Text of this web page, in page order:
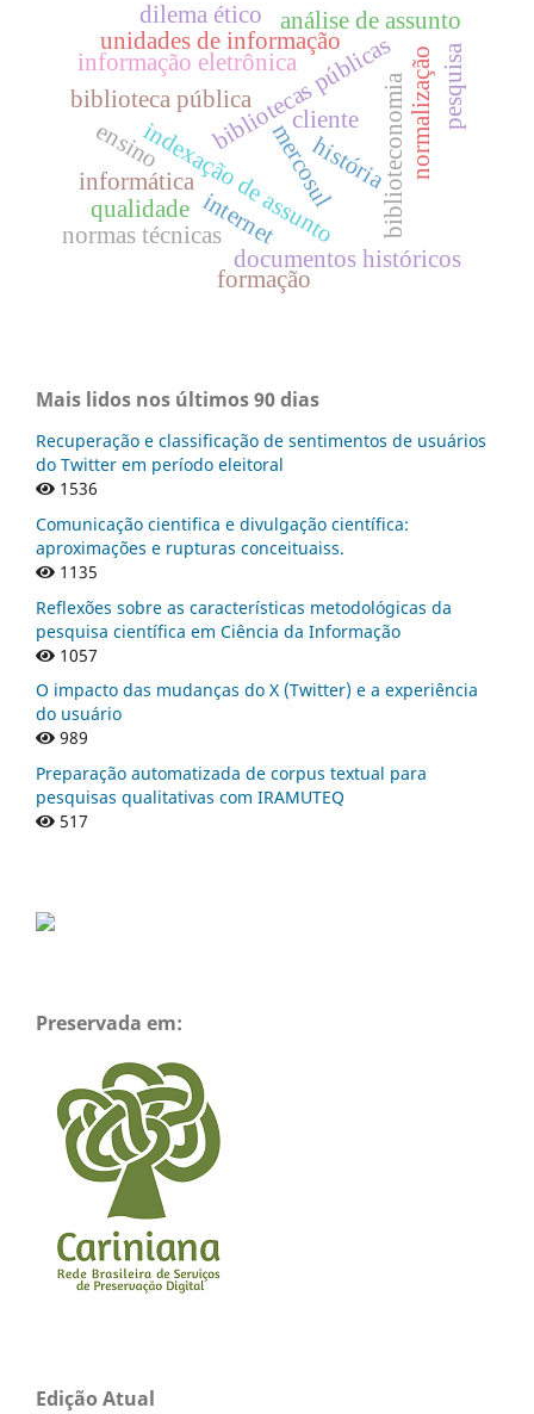
bibliotecas públicas
informação eletrônica
cliente
mercosul
internet
biblioteca pública
análise de assunto
indexação de assunto
documentos históricos
biblioteconomia
história
informática
normas técnicas
normalização
unidades de informação
dilema ético
pesquisa
ensino
formação
qualidade
Mais lidos nos últimos 90 dias
Recuperação e classificação de sentimentos de usuários
do Twitter em período eleitoral
1536
Comunicação cientifica e divulgação científica:
aproximações e rupturas conceituaiss.
1135
Reflexões sobre as características metodológicas da
pesquisa científica em Ciência da Informação
1057
O impacto das mudanças do X (Twitter) e a experiência
do usuário
989
Preparação automatizada de corpus textual para
pesquisas qualitativas com IRAMUTEQ
517
Preservada em:
Edição Atual